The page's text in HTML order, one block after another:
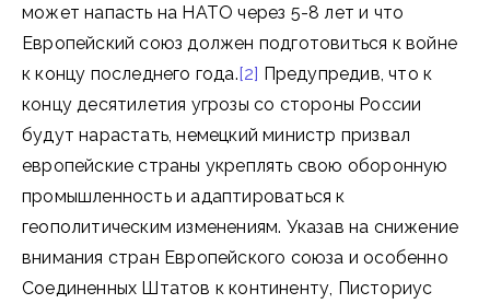
может напасть на НАТО через 5-8 лет и что
Европейский союз должен подготовиться к войне
к концу последнего года.[2] Предупредив, что к
концу десятилетия угрозы со стороны России
будут нарастать, немецкий министр призвал
европейские страны укреплять свою оборонную
промышленность и адаптироваться к
геополитическим изменениям. Указав на снижение
внимания стран Европейского союза и особенно
Соединенных Штатов к континенту, Писториус